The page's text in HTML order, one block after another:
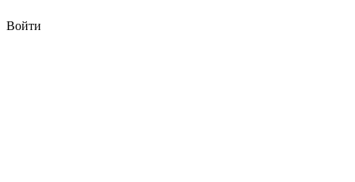
Войти